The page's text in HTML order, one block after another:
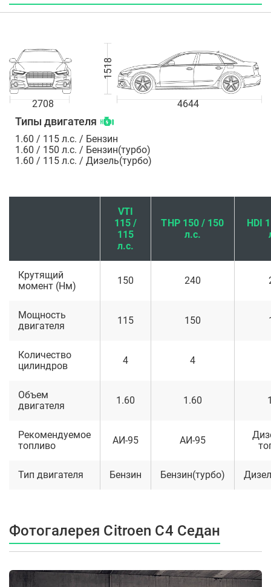
2708
1518
4644
Типы двигателя
1.60 / 115 л.с. / Бензин
1.60 / 150 л.с. / Бензин(турбо)
1.60 / 115 л.с. / Дизель(турбо)
VTI
115 /
115
л.с.
THP 150 / 150
л.с.
HDI
Крутящий
момент (Нм)
150 240
Мощность
двигателя
115 150
Количество
цилиндров
4 4
Объем
двигателя
1.60 1.60
Рекомендуемое
топливо
АИ-95 АИ-95
Тип двигателя Бензин Бензин(турбо)
Фотогалерея Citroen C4 Седан